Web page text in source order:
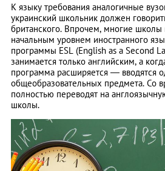
К языку требования аналогичные
украинский школьник должен
британского. Впрочем, многие
начальным уровнем иностранного
программы ESL (English as a Second
занимается только английским, а
программа расширяется — вводятся
общеобразовательных предмета. Со
полностью переводят на
школы.